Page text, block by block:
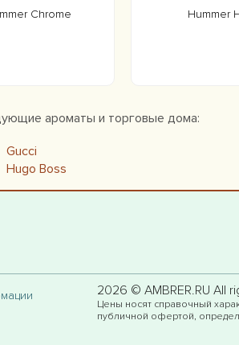
Chrome Hummer
ароматы и торговые дома:
Gucci
Hugo Boss
2026 © AMBRER.RU All
Цены носят справочный
публичной офертой,